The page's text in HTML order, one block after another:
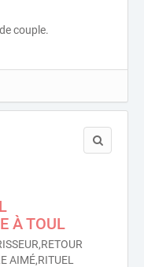
couple.
À TOUL
AIMÉ,RITUEL